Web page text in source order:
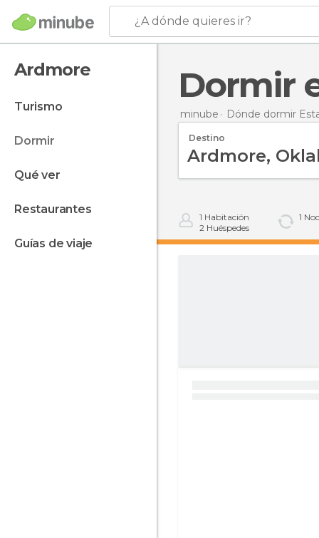
¿A dónde quieres ir?
Ardmore
turismo
dormir
qué ver
restaurantes
guías de viaje
minube Dónde dormir
Destino
1 Habitación
2 Huéspedes
1